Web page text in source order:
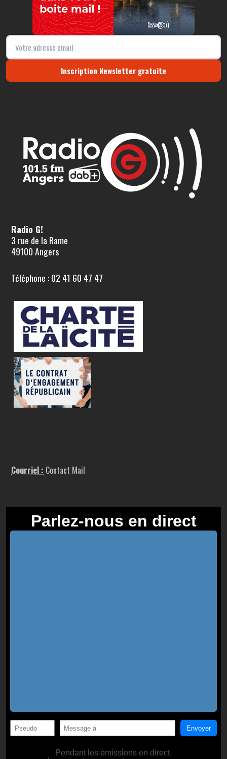
Inscription Newsletter gratuite
Radio G!
3 rue de la Rame
49100 Angers
Téléphone : 02 41 60 47 47
Courriel : Contact Mail